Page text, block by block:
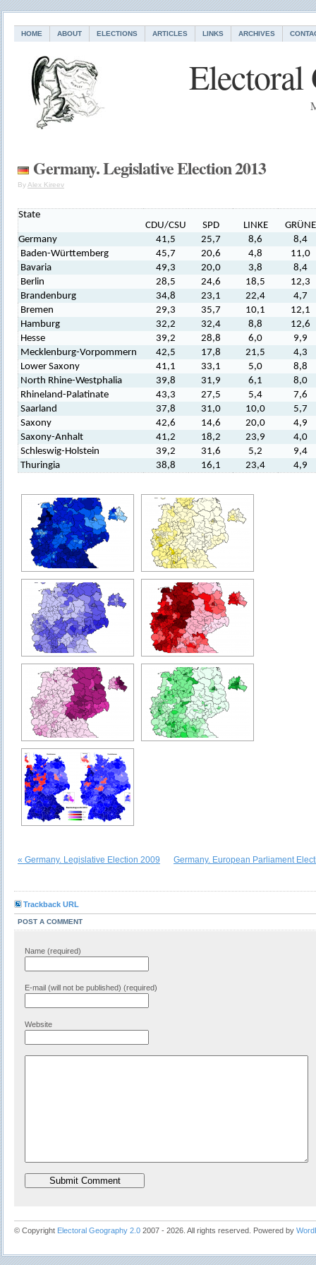
HOME ABOUT ELECTIONS ARTICLES LINKS ARCHIVES
Electoral
Germany. Legislative Election 2013
By Alex Kireev
State
CDU/CSU
SPD LINKE
GRÜNE
Germany
41,5 25,7 8,6
8,4
Baden-Württemberg
45,7 20,6 4,8
11,0
Bavaria
49,3 20,0 3,8
8,4
Berlin
28,5 24,6 18,5
12,3
Brandenburg
34,8 23,1 22,4
4,7
Bremen
29,3 35,7 10,1
12,1
Hamburg
32,2 32,4 8,8
12,6
Hesse
39,2 28,8 6,0
9,9
Mecklenburg-Vorpommern
42,5 17,8 21,5
4,3
Lower Saxony
41,1 33,1 5,0
8,8
North Rhine-Westphalia
39,8 31,9 6,1
8,0
Rhineland-Palatinate
43,3 27,5 5,4
7,6
Saarland
37,8 31,0 10,0
5,7
Saxony
42,6 14,6 20,0
4,9
Saxony-Anhalt
41,2 18,2 23,9
4,0
Schleswig-Holstein
39,2 31,6 5,2
9,4
Thuringia
38,8 16,1 23,4 4,9
« Germany. Legislative Election 2009 Germany. European Parliament
Trackback URL
POST A COMMENT
Name (required)
E-mail (will not be published) (required)
Website
© Copyright Electoral Geography 2.0 2007 - 2026. All rights reserved. Powered by